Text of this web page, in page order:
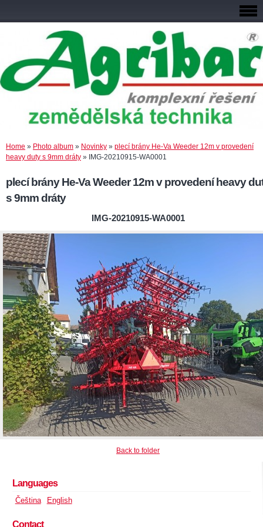
Home » Photo album » Novinky » plecí brány He-Va Weeder 12m v provedení
heavy duty s 9mm dráty » IMG-20210915-WA0001
plecí brány He-Va Weeder 12m v provedení heavy
s 9mm dráty
IMG-20210915-WA0001
Back to folder
Languages
Čeština English
Contact